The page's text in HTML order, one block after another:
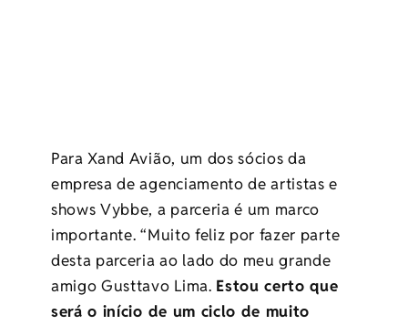
Para Xand Avião, um dos sócios da
empresa de agenciamento de artistas e
shows Vybbe, a parceria é um marco
importante. “Muito feliz por fazer parte
desta parceria ao lado do meu grande
amigo Gusttavo Lima. Estou certo que
será o início de um ciclo de muito